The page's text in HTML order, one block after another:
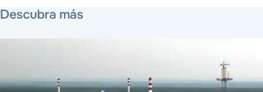
Descubra más